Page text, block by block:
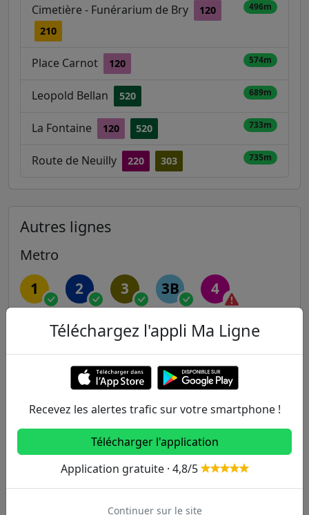
Cimetière - Funérarium de Bry
120
210
496m
Place Carnot 120 574m
Leopold Bellan 520 689m
La Fontaine 120 520 733m
Route de Neuilly 220 303 735m
Autres lignes
Metro
1 2 3 3B 4
6 7 7B 8
10 11 12 13
14
RER
A B C D E
Téléchargez l'appli Ma Ligne
Recevez les alertes trafic sur votre smartphone !
Télécharger l'application
Application gratuite · 4,8/5
Continuer sur le site